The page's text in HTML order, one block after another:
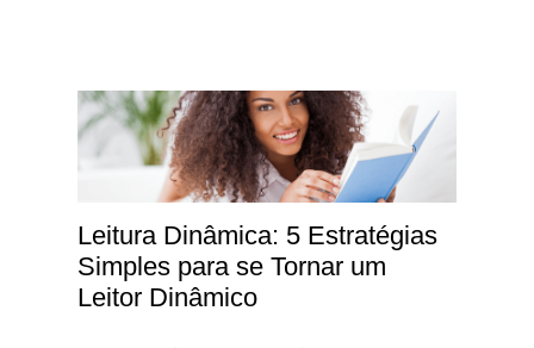
Leitura Dinâmica: 5 Estratégias
Simples para se Tornar um
Leitor Dinâmico